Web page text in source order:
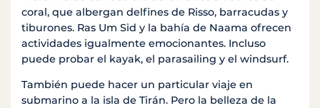
coral, que albergan delfines de Risso, barracudas y
tiburones. Ras Um Sid y la bahía de Naama ofrecen
actividades igualmente emocionantes. Incluso
puede probar el kayak, el parasailing y el windsurf.
También puede hacer un particular viaje en
submarino a la isla de Tirán. Pero la belleza de la